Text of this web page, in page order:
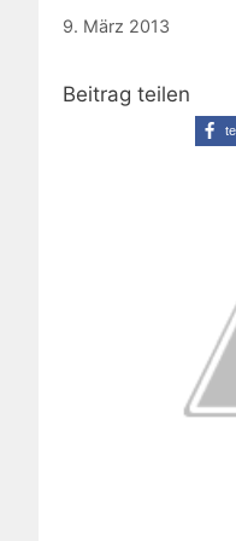
9. März 2013
Beitrag teilen